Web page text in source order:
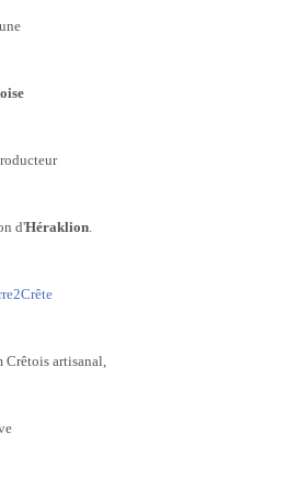
d'Héraklion.
Crêtois artisanal,